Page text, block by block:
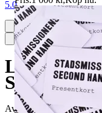
5.0
Lindex
Stl. S
Avslutad 14 jun 20:05